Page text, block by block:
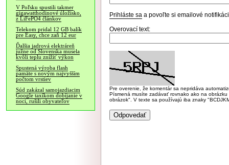
V Poľsku spustili takmer
gigawatthodinové úložisko,
z LiFePO4 článkov
Telekom pridal 12 GB balík
pre Easy, chce zaň 12 eur
Ďalšia jadrová elektráreň
južne od Slovenska musela
kvôli teplu znížiť výkon
Spustená výroba flash
pamäte s novým najvyšším
počtom vrstiev
Súd zakázal samojazdiacim
Google taxíkom dobíjanie v
noci, rušili obyvateľov
Prihláste sa a povoľte si emailové
Overovací text:
Pre overenie, že komentár sa nepridáva
Písmená musíte zadávať rovnako ako na
obrázok". V texte sa používajú iba znaky